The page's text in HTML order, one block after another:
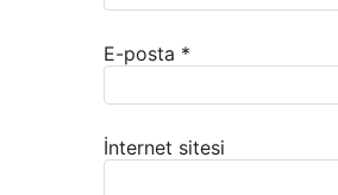
E-posta *
İnternet sitesi